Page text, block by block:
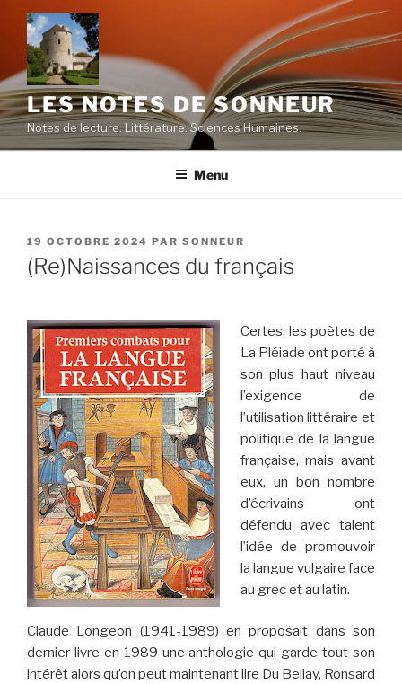
contenu
principal
LES NOTES DE SONNEUR
Notes de lecture. Littérature. Sciences Humaines.
Menu
PUBLIÉ
LE
19 OCTOBRE 2024 PAR SONNEUR
(Re)Naissances du français
Certes, les poètes de
La Pléiade ont porté à
son plus haut niveau
l’exigence de
l’utilisation littéraire et
politique de la langue
française, mais avant
eux, un bon nombre
d’écrivains ont
défendu avec talent
l’idée de promouvoir
la langue vulgaire face
au grec et au latin.
Claude Longeon (1941-1989) en proposait dans son
dernier livre en 1989 une anthologie qui garde tout son
intérêt alors qu’on peut maintenant lire Du Bellay, Ronsard